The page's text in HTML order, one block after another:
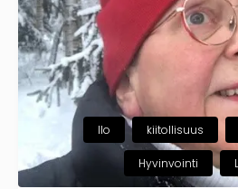
Ilo kiitollisuus
Hyvinvointi